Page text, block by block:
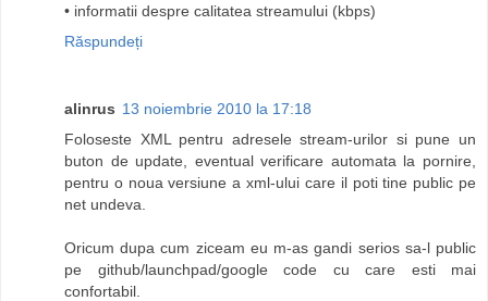
• informatii despre calitatea streamului (kbps)
Răspundeți
alinrus 13 noiembrie 2010 la 17:18
Foloseste XML pentru adresele stream-urilor si pune un
buton de update, eventual verificare automata la pornire,
pentru o noua versiune a xml-ului care il poti tine public pe
net undeva.
Oricum dupa cum ziceam eu m-as gandi serios sa-l public
pe github/launchpad/google code cu care esti mai
confortabil.